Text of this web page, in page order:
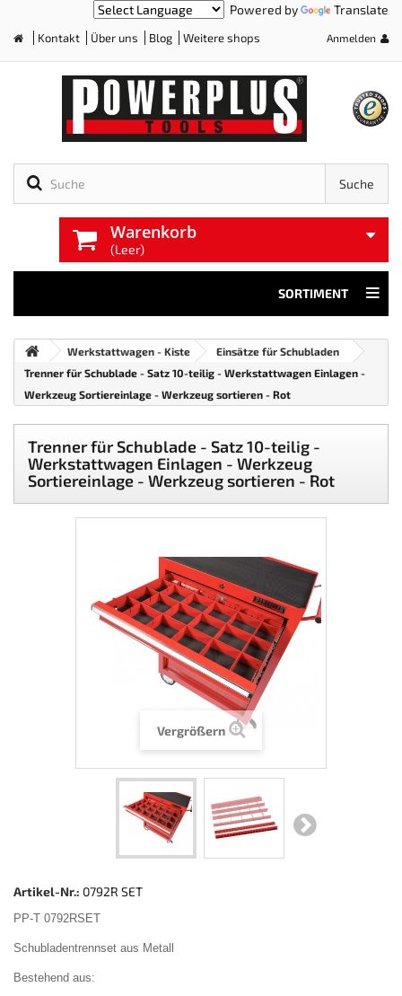
Powered by Translate
Kontakt Über uns Blog Weitere shops Anmelden
Suche
Warenkorb
(Leer)
SORTIMENT
Werkstattwagen - Kiste
Einsätze für Schubladen
Trenner für Schublade - Satz 10-teilig - Werkstattwagen Einlagen -
Werkzeug Sortiereinlage - Werkzeug sortieren - Rot
Trenner für Schublade - Satz 10-teilig -
Werkstattwagen Einlagen - Werkzeug
Sortiereinlage - Werkzeug sortieren - Rot
Vergrößern
Artikel-Nr.: 0792R SET
PP-T 0792RSET
Schubladentrennset aus Metall
Bestehend aus: